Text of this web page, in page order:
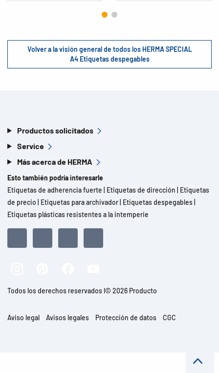
Volver a la visión general de todos los HERMA SPECIAL
A4 Etiquetas despegables
Productos solicitados
Service
Más acerca de HERMA
Esto también podría interesarle
Etiquetas de adherencia fuerte
Etiquetas de dirección
Etiquetas
de precio
Etiquetas para archivador Etiquetas despegables
Etiquetas plásticas resistentes a la intemperie
Todos los derechos reservados l© 2026 Producto
Aviso legal Avisos legales Protección de datos CGC